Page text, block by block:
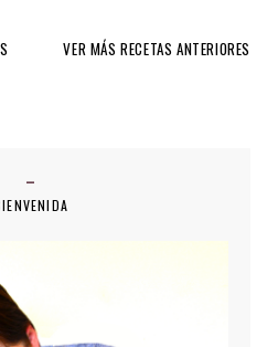
VER MÁS RECETAS ANTERIORES